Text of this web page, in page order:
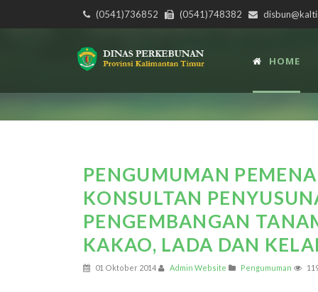
(0541)736852 (0541)748382
HOME
PENGUMUMAN
KONSULTAN
PENGEMBANGAN
KAKAO, LADA DAN
01 Oktober 2014 Admin Website Pengumuman